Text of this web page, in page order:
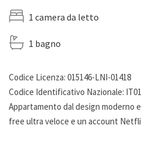
1 camera da letto
1 bagno
Codice Licenza: 015146-LNI-01418
Codice Identificativo Nazionale:
Appartamento dal design
free ultra veloce e un account